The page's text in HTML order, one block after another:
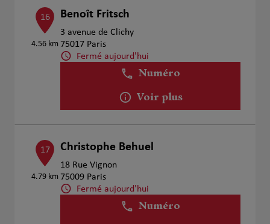
16
4.56 km
Benoît Fritsch
3 avenue de Clichy
75017 Paris
Fermé aujourd'hui
Numéro
Voir plus
17
4.79 km
Christophe Behuel
18 Rue Vignon
75009 Paris
Fermé aujourd'hui
Numéro